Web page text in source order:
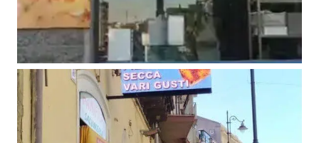
Pescheria Gastronomica F.lli Napoli
– Catania (CT)
Ledwall